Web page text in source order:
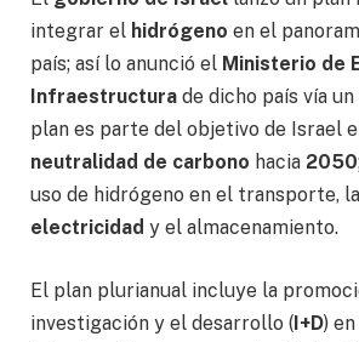
integrar el hidrógeno en el
país; así lo anunció el Ministerio de
Infraestructura de dicho país vía
plan es parte del objetivo de Israel
neutralidad de carbono hacia 2050
uso de hidrógeno en el transporte,
electricidad y el almacenamiento.
El plan plurianual incluye la
investigación y el desarrollo (I+D)